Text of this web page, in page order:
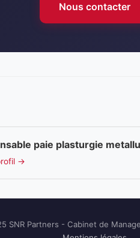
Nous contacter
paie plasturgie
→
SNR Partners - Cabinet de